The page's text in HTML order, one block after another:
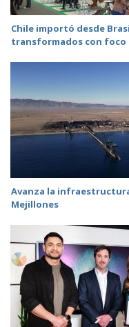
Chile importó desde
transformados con foco
Avanza la
Mejillones